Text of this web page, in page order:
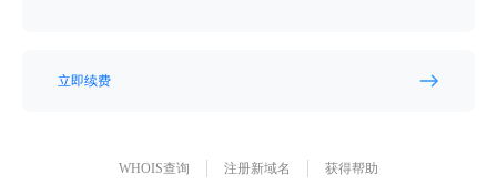
立即续费
WHOIS查询 注册新域名 获得帮助